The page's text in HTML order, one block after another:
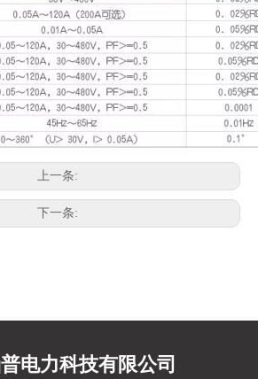
上一条:
下一条:
电力科技有限公司